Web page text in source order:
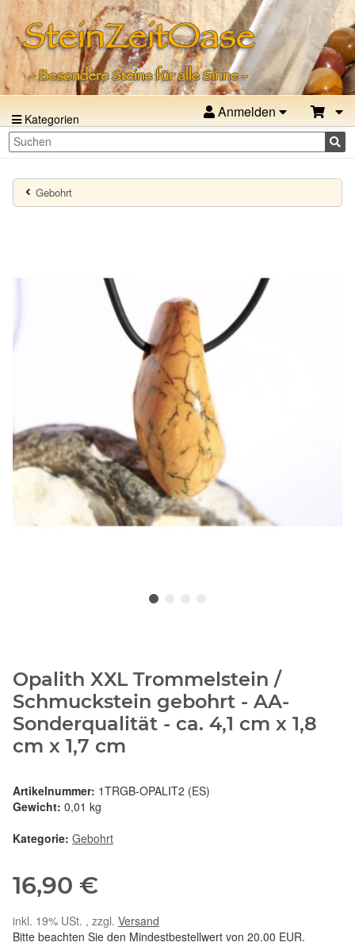
Kategorien Anmelden
Gebohrt
Opalith XXL Trommelstein /
Schmuckstein gebohrt - AA-
Sonderqualität - ca. 4,1 cm x 1,8
cm x 1,7 cm
Artikelnummer: 1TRGB-OPALIT2 (ES)
Gewicht: 0,01 kg
Kategorie: Gebohrt
16,90 €
inkl. 19% USt. , zzgl. Versand
Bitte beachten Sie den Mindestbestellwert von 20.00 EUR.